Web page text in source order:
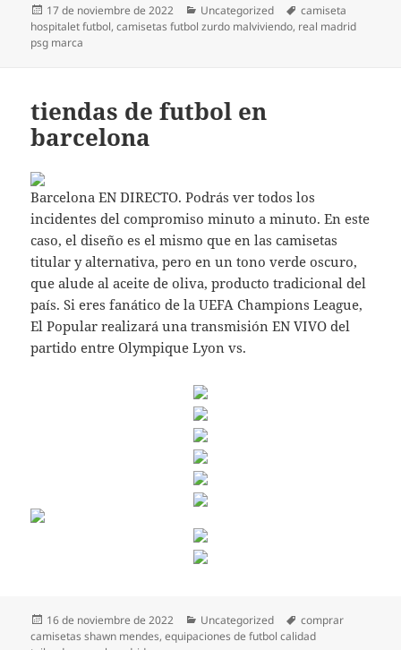
Publicado
el
17 de noviembre de 2022 Categorías
Uncategorized Etiquetas
camiseta
hospitalet futbol,camisetas futbol zurdo malviviendo, real madrid
psg marca
tiendas de futbol en
barcelona
Barcelona EN DIRECTO. Podrás ver todos los
incidentes del compromiso minuto a minuto. En este
caso, el diseño es el mismo que en las camisetas
titular y alternativa, pero en un tono verde oscuro,
que alude al aceite de oliva, producto tradicional del
país. Si eres fanático de la UEFA Champions League,
El Popular realizará una transmisión EN VIVO del
partido entre Olympique Lyon vs.
Publicado
el
16 de noviembre de 2022 Categorías
Uncategorized Etiquetas
comprar
camisetas shawn mendes,equipaciones de futbol calidad